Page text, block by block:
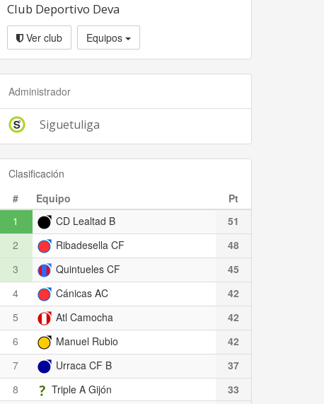
Club Deportivo Deva
Ver club Equipos
Administrador
Siguetuliga
Clasificación
#
Equipo
Pt
1
CD Lealtad B
51
2
Ribadesella CF
48
3
Quintueles CF
45
4
Cánicas AC
42
5
Atl Camocha
42
6
Manuel Rubio
42
7
Urraca CF B
37
8
Triple A Gijón
33